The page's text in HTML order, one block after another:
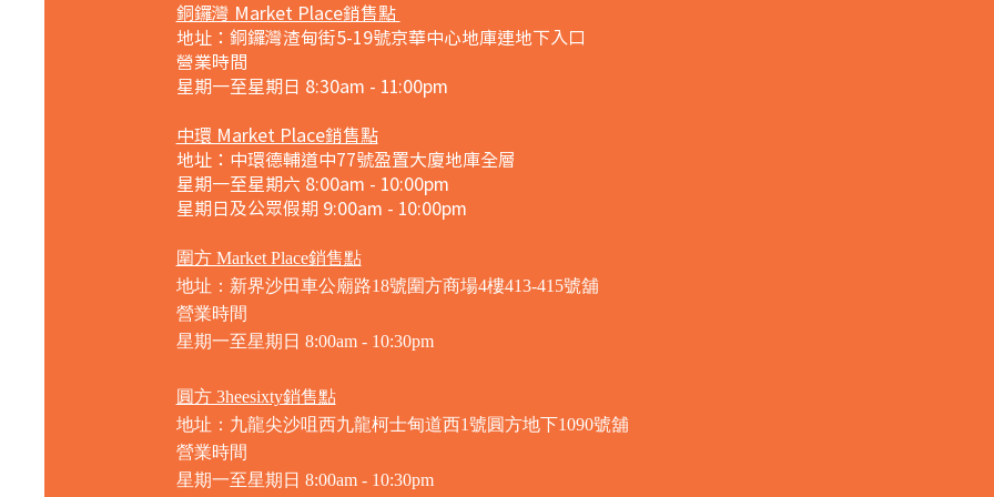
銅鑼灣 Market Place銷售點
地址：銅鑼灣渣甸街5-19號京華中心地庫連地下入口​
營業時間
星期一至星期日 8:30am - 11:00pm
中環 Market Place銷售點
地址：中環德輔道中77號盈置大廈地庫全層
星期一至星期六 8:00am - 10:00pm
星期日及公眾假期 9:00am - 10:00pm
圍方 Market Place銷售點
地址：新界沙田車公廟路18號圍方商場4樓413-415號舖
營業時間
星期一至星期日 8:00am - 10:30pm
圓方 3heesixty銷售點
地址：九龍尖沙咀西九龍柯士甸道西1號圓方地下1090號舖
營業時間
星期一至星期日 8:00am - 10:30pm